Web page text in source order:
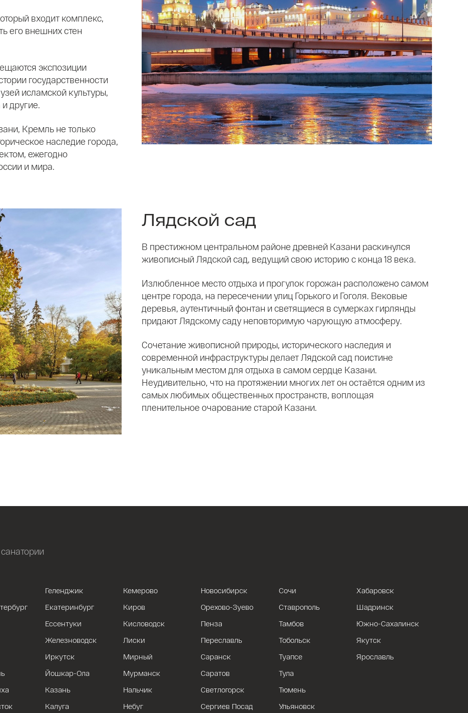
входит комплекс,
его внешних стен
экспозиции
государственности
исламской культуры,
другие.
Кремль не только
наследие города,
ежегодно
и мира.
Лядской сад
В престижном центральном районе древней Казани раскинулся
живописный Лядской сад, ведущий свою историю с конца 18 века.
Излюбленное место отдыха и прогулок горожан расположено самом
центре города, на пересечении улиц Горького и Гоголя. Вековые
деревья, аутентичный фонтан и светящиеся в сумерках гирлянды
придают Лядскому саду неповторимую чарующую атмосферу.
Сочетание живописной природы, исторического наследия и
современной инфраструктуры делает Лядской сад поистине
уникальным местом для отдыха в самом сердце Казани.
Неудивительно, что на протяжении многих лет он остаётся одним из
самых любимых общественных пространств, воплощая
пленительное очарование старой Казани.
Геленджик
Екатеринбург
Ессентуки
Железноводск
Иркутск
Йошкар-Ола
Казань
Калуга
Кемерово
Киров
Кисловодск
Лиски
Мирный
Мурманск
Нальчик
Небуг
Новосибирск
Орехово-Зуево
Пенза
Переславль
Саранск
Саратов
Светлогорск
Сергиев Посад
Сочи
Ставрополь
Тамбов
Тобольск
Туапсе
Тула
Тюмень
Ульяновск
Хабаровск
Шадринск
Южно-Сахалинск
Якутск
Ярославль